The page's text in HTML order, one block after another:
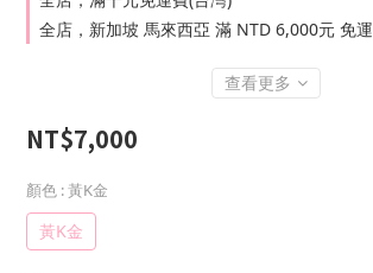
全店，新加坡 馬來西亞 滿 NTD 6,000元 免運
查看更多
NT$7,000
顏色 : 黃K金
黃K金